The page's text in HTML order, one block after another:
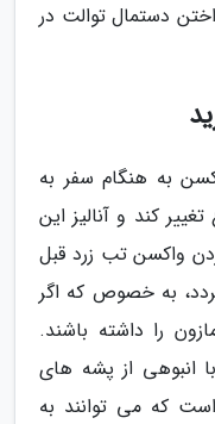
دستمال توالت در
به هنگام سفر به
کند و آنالیز این
واکسن تب زرد قبل
به خصوص که اگر
را داشته باشند.
انبوهی از پشه های
که می توانند به